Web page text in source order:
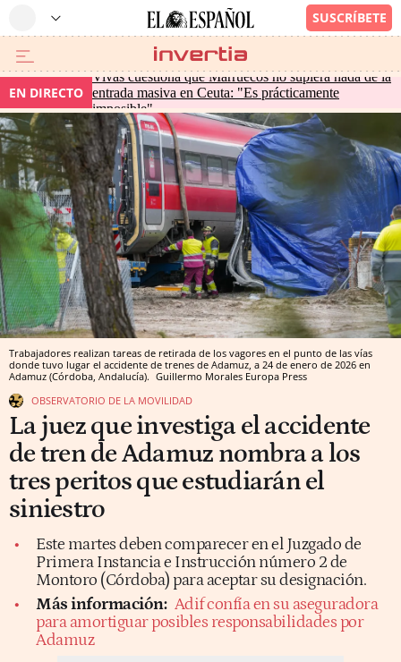
EN DIRECTO
Vivas cuestiona que Marruecos no supiera nada de la
entrada masiva en Ceuta: "Es prácticamente
imposible"
Trabajadores realizan tareas de retirada de los vagores en el punto de las vías
donde tuvo lugar el accidente de trenes de Adamuz, a 24 de enero de 2026 en
Adamuz (Córdoba, Andalucía). Guillermo Morales Europa Press
OBSERVATORIO DE LA MOVILIDAD
La juez que investiga el accidente
de tren de Adamuz nombra a los
tres peritos que estudiarán el
siniestro
Este martes deben comparecer en el Juzgado de
Primera Instancia e Instrucción número 2 de
Montoro (Córdoba) para aceptar su designación.
Más información: Adif confía en su aseguradora
para amortiguar posibles responsabilidades por
Adamuz